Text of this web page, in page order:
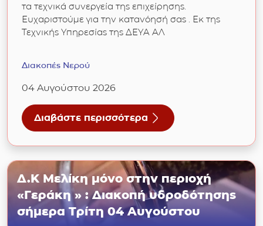
τα τεχνικά συνεργεία της επιχείρησης.
Ευχαριστούμε για την κατανόησή σας . Εκ της
Τεχνικής Υπηρεσίας της ΔΕΥΑ ΑΛ
Διακοπές Νερού
04 Αυγούστου 2026
Διαβάστε περισσότερα
για Δ.Κ Καβασιλων : Διακοπή υδροδότησης
Δ.Κ Μελίκη μόνο στην περιοχή
«Γεράκη » : Διακοπή υδροδότησης
σήμερα Τρίτη 04 Αυγούστου